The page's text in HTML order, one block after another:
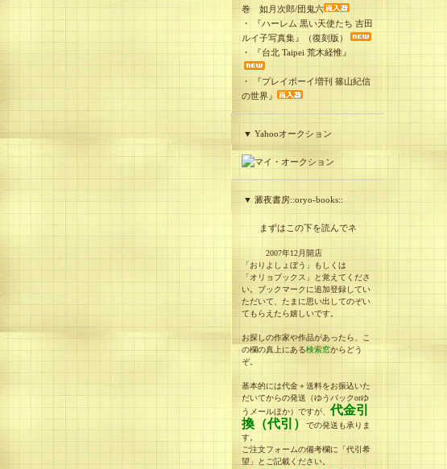
巻 如月次郎/団鬼六
・
『ハーレム 黒い天使たち 吉田
ルイ子写真集』（復刻版）
・
『台北 Taipei 荒木経惟』
・
『プレイボーイ増刊 篠山紀信
の世界』
▼ Yahooオークション
▼ 澱夜書房::oryo-books::
まずはこの下を読んでネ
2007年12月開店
「おりよしょぼう」もしくは
「オリョブックス」と覚えてくださ
い。ブックマークに追加登録してい
ただいて、たまに思い出してのぞい
てもらえたら嬉しいです。
お探しの作家や作品があったら、こ
の欄の真上にある検索窓からどう
ぞ。
基本的には代金＋送料をお振込いた
だいてからの発送（ゆうパックorゆ
うメールほか）ですが、代金引
換（代引）
での発送も承りま
す。
ご注文フォームの備考欄に「代引希
望」とご記載ください。